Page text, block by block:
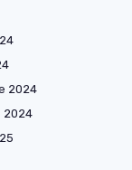
2024
2024